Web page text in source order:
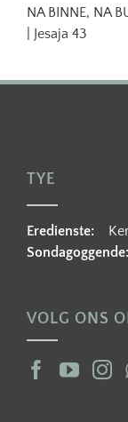
NA BINNE, NA
| Jesaja 43
TYE
Eredienste:
VOLG ONS